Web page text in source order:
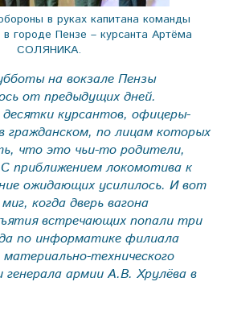
в руках капитана команды
городе Пензе – курсанта Артёма
СОЛЯНИКА.
на вокзале Пензы
от предыдущих дней.
курсантов, офицеры-
гражданском, по лицам которых
что это чьи-то родители,
приближением локомотива к
ожидающих усилилось. И вот
когда дверь вагона
встречающих попали три
по информатике филиала
технического
генерала армии А.В. Хрулёва в